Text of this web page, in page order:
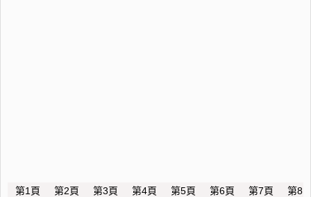
第1頁 第2頁 第3頁 第4頁 第5頁 第6頁 第7頁
第8